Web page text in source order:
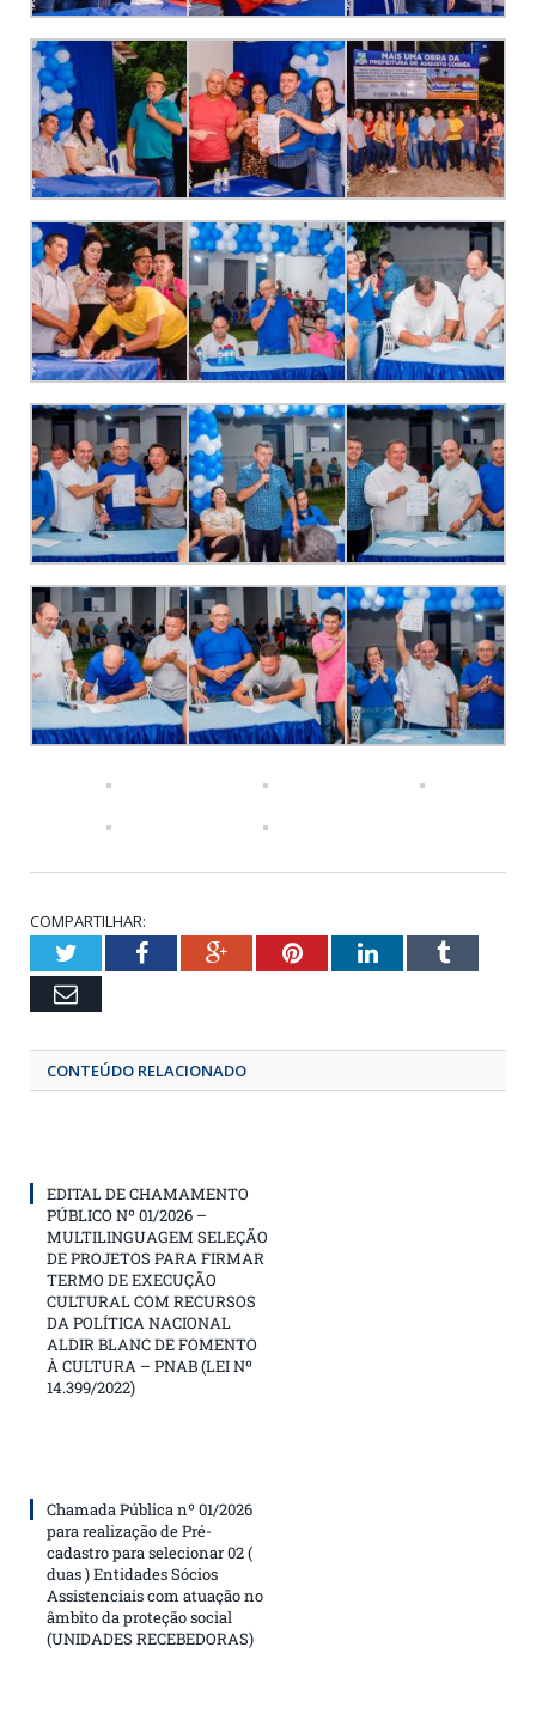
COMPARTILHAR:
TwitterFacebookGoogle+Pinterest
LinkedIn
Email
CONTEÚDO RELACIONADO
EDITAL DE CHAMAMENTO
PÚBLICO Nº 01/2026 –
MULTILINGUAGEM SELEÇÃO
DE PROJETOS PARA FIRMAR
TERMO DE EXECUÇÃO
CULTURAL COM RECURSOS
DA POLÍTICA NACIONAL
ALDIR BLANC DE FOMENTO
À CULTURA – PNAB (LEI Nº
14.399/2022)
Chamada Pública nº 01/2026
para realização de Pré-
cadastro para selecionar 02 (
duas ) Entidades Sócios
Assistenciais com atuação no
âmbito da proteção social
(UNIDADES RECEBEDORAS)